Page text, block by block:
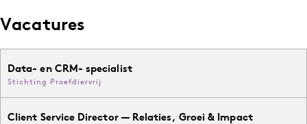
Vacatures
Data- en CRM- specialist
Stichting Proefdiervrij
Client Service Director — Relaties, Groei & Impact